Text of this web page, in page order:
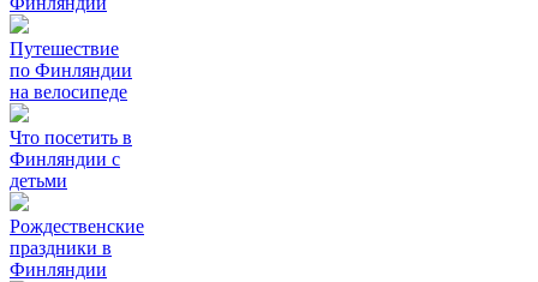
Путешествие
по Финляндии
на велосипеде
Что посетить в
Финляндии с
детьми
Рождественские
праздники в
Финляндии